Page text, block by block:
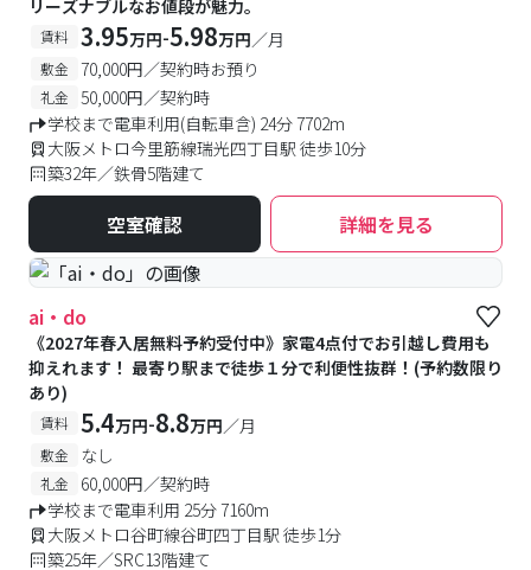
リーズナブルなお値段が魅力。
賃料 3.95万円-5.98万円／月
敷金 70,000円／契約時お預り
礼金
50,000円／契約時
学校まで電車利用(自転車含) 24分 7702m
大阪メトロ今里筋線瑞光四丁目駅 徒歩10分
築32年／鉄骨5階建て
空室確認 詳細を見る
ai・do
《2027年春入居無料予約受付中》家電4点付でお引越し費用も
抑えれます！ 最寄り駅まで徒歩１分で利便性抜群！(予約数限り
あり)
賃料 5.4万円-8.8万円／月
敷金 なし
礼金
60,000円／契約時
学校まで電車利用 25分 7160m
大阪メトロ谷町線谷町四丁目駅 徒歩1分
築25年／SRC13階建て